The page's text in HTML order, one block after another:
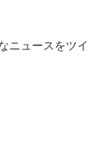
ニュースをツイ